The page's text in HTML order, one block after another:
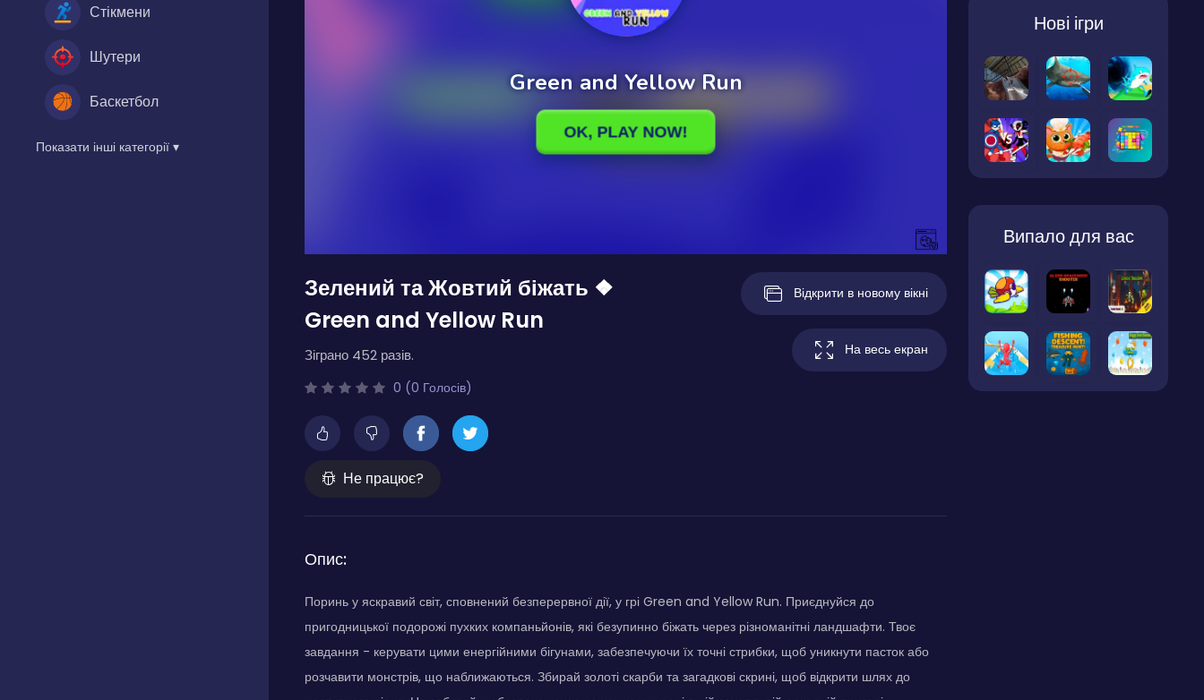
Стікмени
Шутери
Баскетбол
Показати інші категорії ▾
Зелений та Жовтий біжать ❖
Green and Yellow Run
Зіграно 452 разів.
0 (0 Голосів)
Не працює?
Відкрити в новому вікні
На весь екран
Опис:
Поринь у яскравий світ, сповнений безперервної дії, у грі Green and Yellow Run. Приєднуйся до
пригодницької подорожі пухких компаньйонів, які безупинно біжать через різноманітні ландшафти. Твоє
завдання - керувати цими енергійними бігунами, забезпечуючи їх точні стрибки, щоб уникнути пасток або
розчавити монстрів, що наближаються. Збирай золоті скарби та загадкові скрині, щоб відкрити шлях до
Нові ігри
Випало для вас